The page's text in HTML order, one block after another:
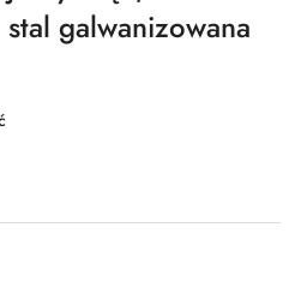
galwanizowana